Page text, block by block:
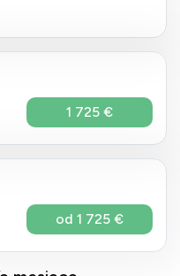
1 725 €
od 1 725 €